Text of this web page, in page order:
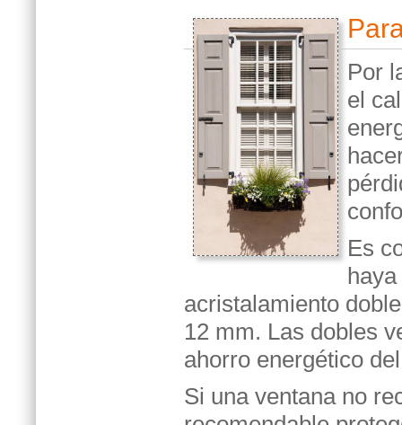
Por
el
Es
acristalamiento
12 mm. Las dobles
ahorro energético
Si una ventana no